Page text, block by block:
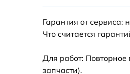
Замена панели
7202 Silver
Silver
Гарантия от
Что считается
Для работ:
запчасти).